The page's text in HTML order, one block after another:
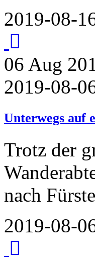
2019-08-
06 Aug
2019-08-
Unterwegs auf
Trotz der
nach
2019-08-